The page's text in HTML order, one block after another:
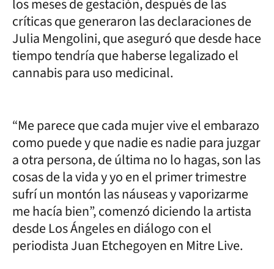
los meses de gestación, después de las
críticas que generaron las declaraciones de
Julia Mengolini, que aseguró que desde hace
tiempo tendría que haberse legalizado el
cannabis para uso medicinal.
“Me parece que cada mujer vive el embarazo
como puede y que nadie es nadie para juzgar
a otra persona, de última no lo hagas, son las
cosas de la vida y yo en el primer trimestre
sufrí un montón las náuseas y vaporizarme
me hacía bien”, comenzó diciendo la artista
desde Los Ángeles en diálogo con el
periodista Juan Etchegoyen en Mitre Live.